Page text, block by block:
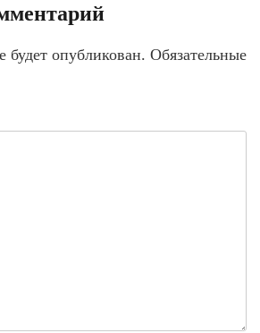
будет опубликован. Обязательные